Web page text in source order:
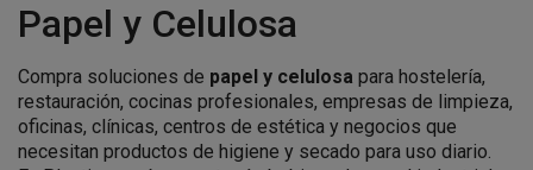
Papel y Celulosa
Compra soluciones de papel y celulosa para hostelería,
restauración, cocinas profesionales, empresas de limpieza,
oficinas, clínicas, centros de estética y negocios que
necesitan productos de higiene y secado para uso diario.